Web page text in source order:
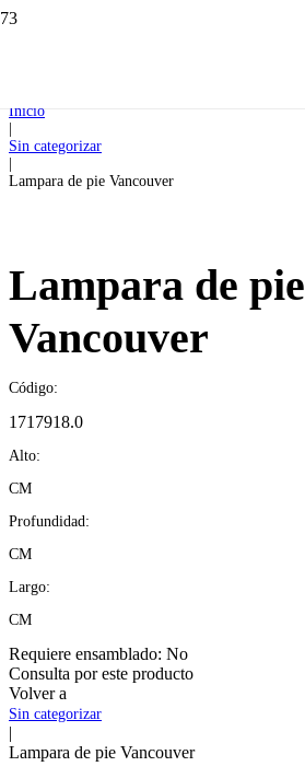
Inicio
Sin categorizar
Lampara de pie Vancouver
Lampara de pie
Vancouver
Código:
1717918.0
Alto:
CM
Profundidad:
CM
Largo:
CM
Requiere ensamblado: No
Consulta por este producto
Volver a
Sin categorizar
|
Lampara de pie Vancouver